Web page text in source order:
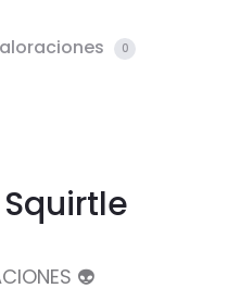
0
👽